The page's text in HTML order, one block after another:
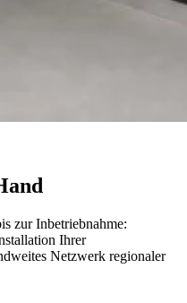
zur Inbetriebnahme:
Ihrer
Netzwerk regionaler